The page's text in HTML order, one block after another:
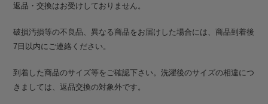
返品・交換はお受けしておりません。
破損汚損等の不良品、異なる商品をお届けした場合には、商品到着後
7日以内にご連絡ください。
到着した商品のサイズ等をご確認下さい。洗濯後のサイズの相違につ
きましては、返品交換の対象外です。